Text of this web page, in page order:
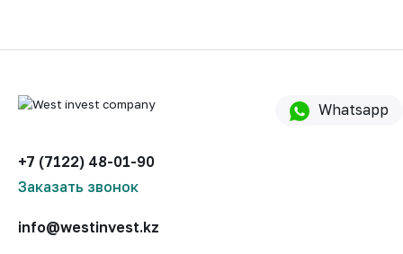
+7 (7122) 48-01-90
Заказать звонок
info@westinvest.kz
Whatsapp